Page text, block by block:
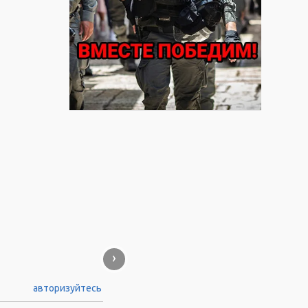
›
авторизуйтесь